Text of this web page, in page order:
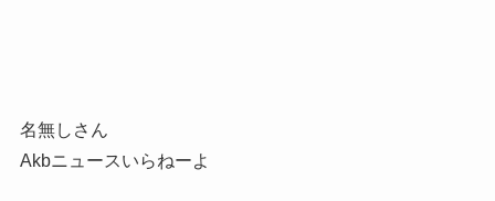
名無しさん
Akbニュースいらねーよ